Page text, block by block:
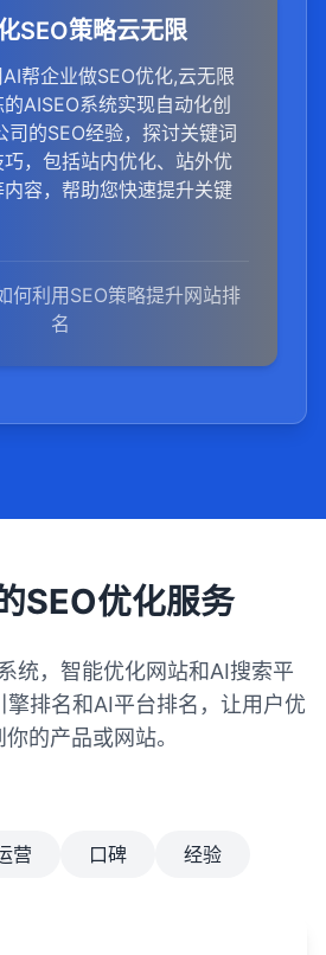
SEO策略云无限
帮企业做SEO优化,云无限
AISEO系统实现自动化创
司的SEO经验，探讨关键词
，包括站内优化、站外优
容，帮助您快速提升关键
何利用SEO策略提升网站排
名
SEO优化服务
统，智能优化网站和AI搜索平
擎排名和AI平台排名，让用户优
的产品或网站。
营 口碑 经验